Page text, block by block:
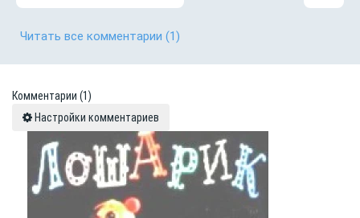
Читать все комментарии (1)
Комментарии (1)
Настройки комментариев